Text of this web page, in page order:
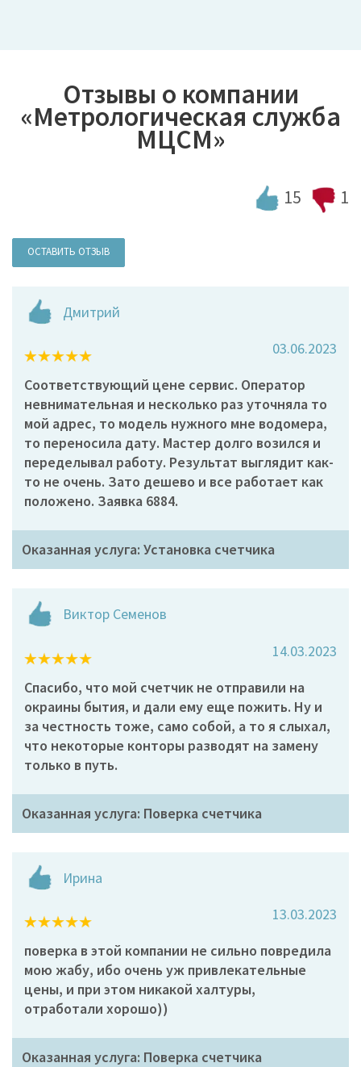
Отзывы о компании
«Метрологическая служба
МЦСМ»
15 1
ОСТАВИТЬ ОТЗЫВ
Дмитрий
03.06.2023
Соответствующий цене сервис. Оператор
невнимательная и несколько раз уточняла то
мой адрес, то модель нужного мне водомера,
то переносила дату. Мастер долго возился и
переделывал работу. Результат выглядит как-
то не очень. Зато дешево и все работает как
положено. Заявка 6884.
Оказанная услуга: Установка счетчика
Виктор Семенов
14.03.2023
Спасибо, что мой счетчик не отправили на
окраины бытия, и дали ему еще пожить. Ну и
за честность тоже, само собой, а то я слыхал,
что некоторые конторы разводят на замену
только в путь.
Оказанная услуга: Поверка счетчика
Ирина
13.03.2023
поверка в этой компании не сильно повредила
мою жабу, ибо очень уж привлекательные
цены, и при этом никакой халтуры,
отработали хорошо))
Оказанная услуга: Поверка счетчика